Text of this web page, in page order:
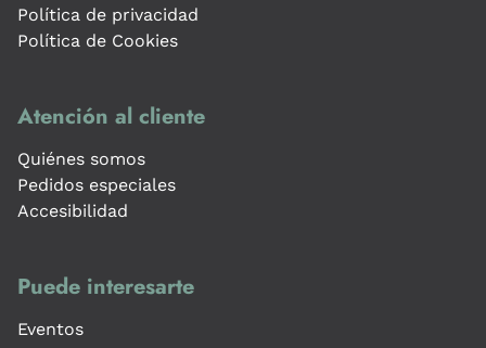
Política de privacidad
Política de Cookies
Atención al cliente
Quiénes somos
Pedidos especiales
Accesibilidad
Puede interesarte
Eventos